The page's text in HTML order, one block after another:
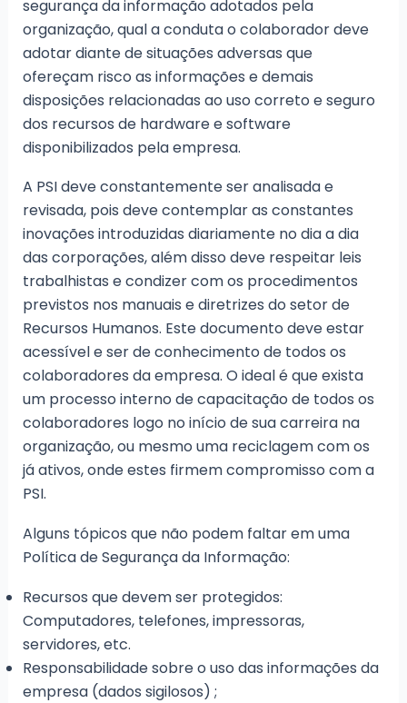
segurança da informação adotados pela
organização, qual a conduta o colaborador deve
adotar diante de situações adversas que
ofereçam risco as informações e demais
disposições relacionadas ao uso correto e seguro
dos recursos de hardware e software
disponibilizados pela empresa.
A PSI deve constantemente ser analisada e
revisada, pois deve contemplar as constantes
inovações introduzidas diariamente no dia a dia
das corporações, além disso deve respeitar leis
trabalhistas e condizer com os procedimentos
previstos nos manuais e diretrizes do setor de
Recursos Humanos. Este documento deve estar
acessível e ser de conhecimento de todos os
colaboradores da empresa. O ideal é que exista
um processo interno de capacitação de todos os
colaboradores logo no início de sua carreira na
organização, ou mesmo uma reciclagem com os
já ativos, onde estes firmem compromisso com a
PSI.
Alguns tópicos que não podem faltar em uma
Política de Segurança da Informação:
Recursos que devem ser protegidos:
Computadores, telefones, impressoras,
servidores, etc.
Responsabilidade sobre o uso das informações da
empresa (dados sigilosos) ;